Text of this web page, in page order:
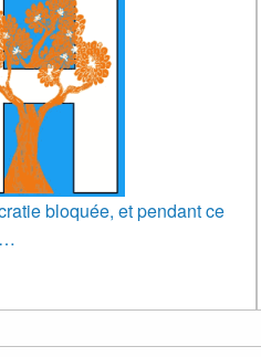
bloquée, et pendant ce